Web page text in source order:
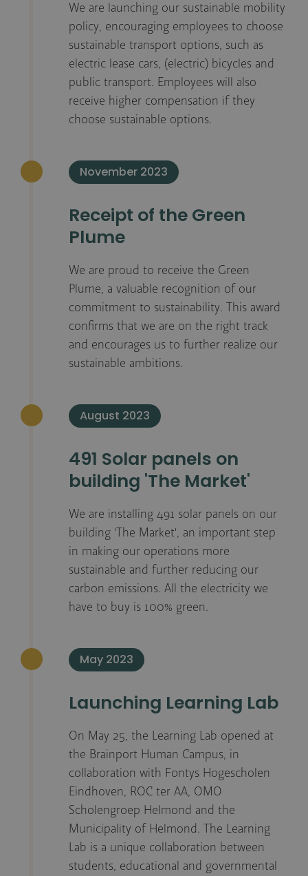
We are launching our sustainable mobility
policy, encouraging employees to choose
sustainable transport options, such as
electric lease cars, (electric) bicycles and
public transport. Employees will also
receive higher compensation if they
choose sustainable options.
November 2023
Receipt of the Green
Plume
We are proud to receive the Green
Plume, a valuable recognition of our
commitment to sustainability. This award
confirms that we are on the right track
and encourages us to further realize our
sustainable ambitions.
August 2023
491 Solar panels on
building 'The Market'
We are installing 491 solar panels on our
building 'The Market', an important step
in making our operations more
sustainable and further reducing our
carbon emissions. All the electricity we
have to buy is 100% green.
May 2023
Launching Learning Lab
On May 25, the Learning Lab opened at
the Brainport Human Campus, in
collaboration with Fontys Hogescholen
Eindhoven, ROC ter AA, OMO
Scholengroep Helmond and the
Municipality of Helmond. The Learning
Lab is a unique collaboration between
students, educational and governmental